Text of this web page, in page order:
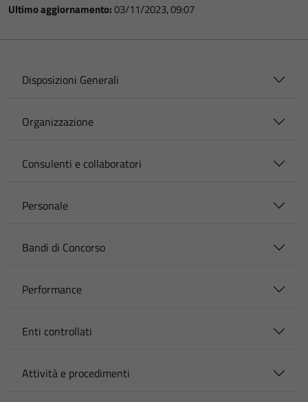
Ultimo aggiornamento:03/11/2023, 09:07
Disposizioni Generali
Organizzazione
Consulenti e collaboratori
Personale
Bandi di Concorso
Performance
Enti controllati
Attività e procedimenti